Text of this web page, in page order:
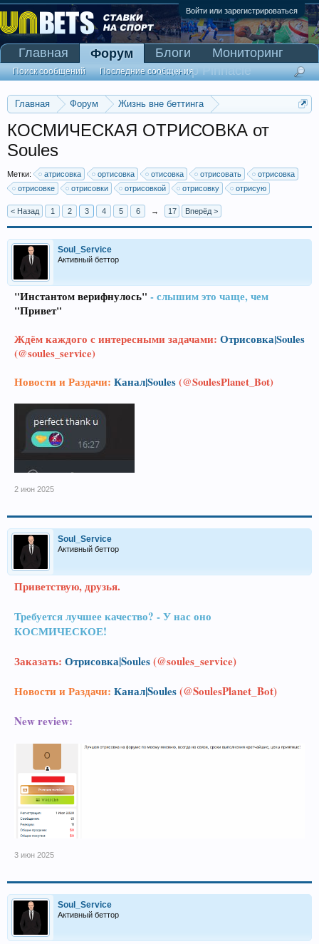
Войти или зарегистрироваться
Главная Форум
Жизнь вне беттинга
КОСМИЧЕСКАЯ ОТРИСОВКА от
Soules
Метки: атрисовка ортисовка отисовка отрисовать
отрисовка
отрисовке
отрисовки отрисовкой отрисовку отрисую
< Назад 1 2 3 4 5 6 → 17 Вперёд >
Soul_Service
Активный беттор
"Инстантом верифнулось" - слышим это чаще, чем
"Привет"
Ждём каждого с интересными задачами: Отрисовка|Soules
(@soules_service)
Новости и Раздачи: Канал|Soules(@SoulesPlanet_Bot)
2 июн 2025
Soul_Service
Активный беттор
Приветствую, друзья.
Требуется лучшее качество? - У нас оно
КОСМИЧЕСКОЕ!
Заказать: Отрисовка|Soules(@soules_service)
Новости и Раздачи: Канал|Soules(@SoulesPlanet_Bot)
New review:
3 июн 2025
Soul_Service
Активный беттор
Главная Форум
Поиск сообщений Последние сообщения
Блоги
Мониторинг
Сканер Pinnacle